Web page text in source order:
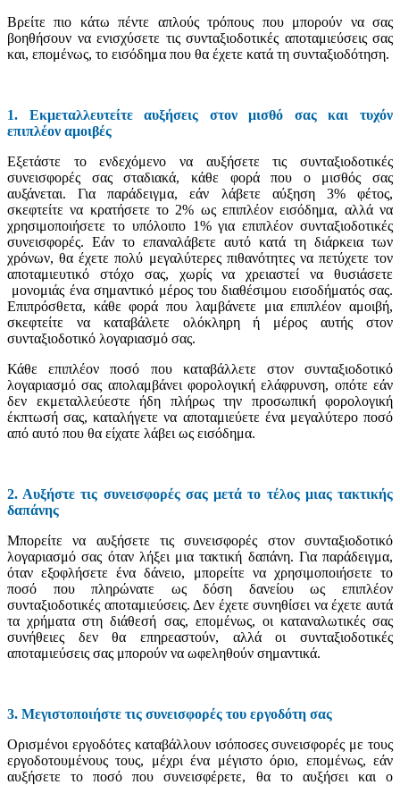
Βρείτε πιο κάτω πέντε απλούς τρόπους που μπορούν να σας
βοηθήσουν να ενισχύσετε τις συνταξιοδοτικές αποταμιεύσεις σας
και, επομένως, το εισόδημα που θα έχετε κατά τη συνταξιοδότηση.
1. Εκμεταλλευτείτε αυξήσεις στον μισθό σας και τυχόν
επιπλέον αμοιβές
Εξετάστε το ενδεχόμενο να αυξήσετε τις συνταξιοδοτικές
συνεισφορές σας σταδιακά, κάθε φορά που ο μισθός σας
αυξάνεται. Για παράδειγμα, εάν λάβετε αύξηση 3% φέτος,
σκεφτείτε να κρατήσετε το 2% ως επιπλέον εισόδημα, αλλά να
χρησιμοποιήσετε το υπόλοιπο 1% για επιπλέον συνταξιοδοτικές
συνεισφορές. Εάν το επαναλάβετε αυτό κατά τη διάρκεια των
χρόνων, θα έχετε πολύ μεγαλύτερες πιθανότητες να πετύχετε τον
αποταμιευτικό στόχο σας, χωρίς να χρειαστεί να θυσιάσετε
μονομιάς ένα σημαντικό μέρος του διαθέσιμου εισοδήματός σας.
Επιπρόσθετα, κάθε φορά που λαμβάνετε μια επιπλέον αμοιβή,
σκεφτείτε να καταβάλετε ολόκληρη ή μέρος αυτής στον
συνταξιοδοτικό λογαριασμό σας.
Κάθε επιπλέον ποσό που καταβάλλετε στον συνταξιοδοτικό
λογαριασμό σας απολαμβάνει φορολογική ελάφρυνση, οπότε εάν
δεν εκμεταλλεύεστε ήδη πλήρως την προσωπική φορολογική
έκπτωσή σας, καταλήγετε να αποταμιεύετε ένα μεγαλύτερο ποσό
από αυτό που θα είχατε λάβει ως εισόδημα.
2. Αυξήστε τις συνεισφορές σας μετά το τέλος μιας τακτικής
δαπάνης
Μπορείτε να αυξήσετε τις συνεισφορές στον συνταξιοδοτικό
λογαριασμό σας όταν λήξει μια τακτική δαπάνη. Για παράδειγμα,
όταν εξοφλήσετε ένα δάνειο, μπορείτε να χρησιμοποιήσετε το
ποσό που πληρώνατε ως δόση δανείου ως επιπλέον
συνταξιοδοτικές αποταμιεύσεις. Δεν έχετε συνηθίσει να έχετε αυτά
τα χρήματα στη διάθεσή σας, επομένως, οι καταναλωτικές σας
συνήθειες δεν θα επηρεαστούν, αλλά οι συνταξιοδοτικές
αποταμιεύσεις σας μπορούν να ωφεληθούν σημαντικά.
3. Μεγιστοποιήστε τις συνεισφορές του εργοδότη σας
Ορισμένοι εργοδότες καταβάλλουν ισόποσες συνεισφορές με τους
εργοδοτουμένους τους, μέχρι ένα μέγιστο όριο, επομένως, εάν
αυξήσετε το ποσό που συνεισφέρετε, θα το αυξήσει και ο